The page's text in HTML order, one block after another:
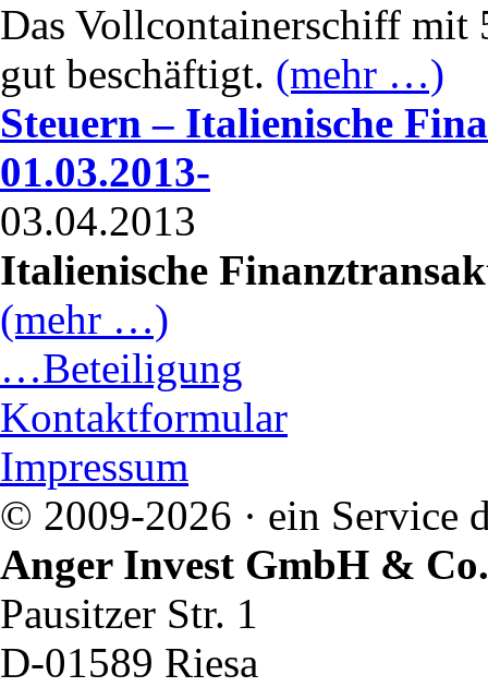
Das Vollcontainerschiff mit
gut beschäftigt. (mehr …)
Steuern – Italienische
01.03.2013-
03.04.2013
Italienische
(mehr …)
…Beteiligung
Kontaktformular
Impressum
© 2009-2026 · ein Service
Anger Invest GmbH &
Pausitzer Str. 1
D-01589 Riesa